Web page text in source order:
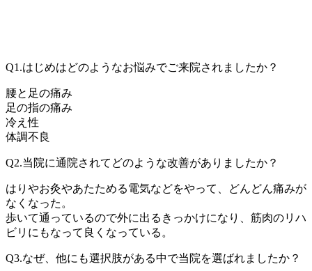
Q1.はじめはどのようなお悩みでご来院されましたか？
腰と足の痛み
足の指の痛み
冷え性
体調不良
Q2.当院に通院されてどのような改善がありましたか？
はりやお灸やあたためる電気などをやって、どんどん痛みが
なくなった。
歩いて通っているので外に出るきっかけになり、筋肉のリハ
ビリにもなって良くなっている。
Q3.なぜ、他にも選択肢がある中で当院を選ばれましたか？